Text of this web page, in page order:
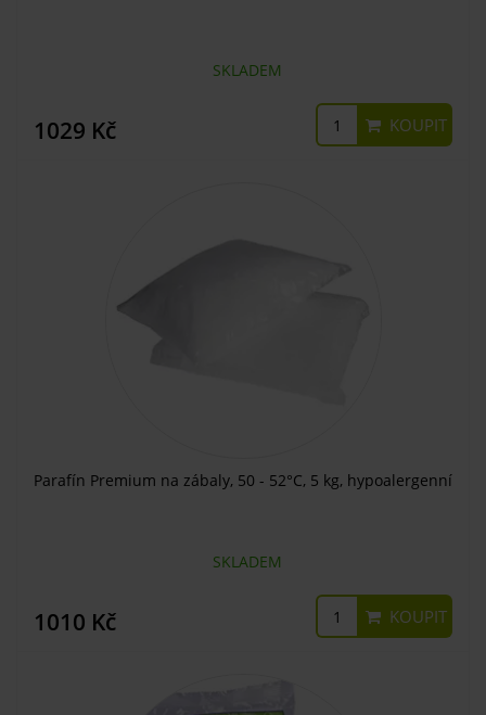
SKLADEM
1029 Kč KOUPIT
Parafín Premium na zábaly, 50 - 52°C, 5 kg, hypoalergenní
SKLADEM
1010 Kč KOUPIT